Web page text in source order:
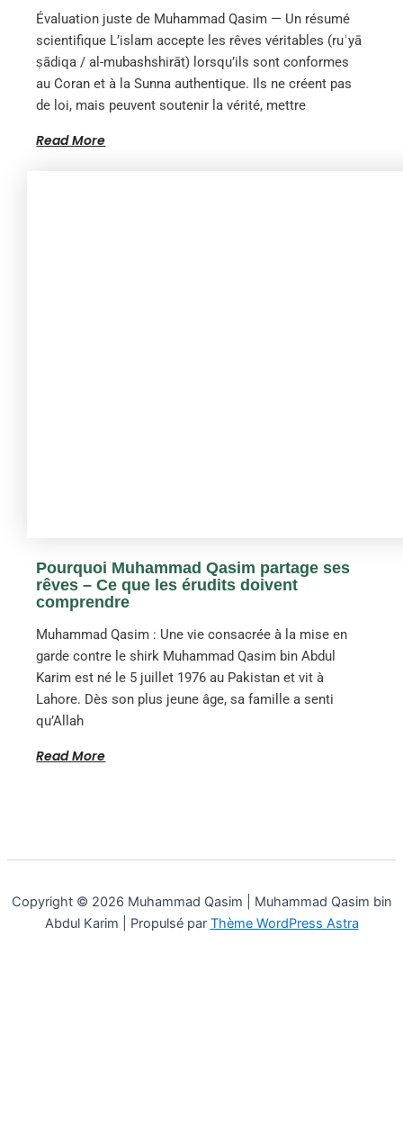
Évaluation juste de Muhammad Qasim — Un résumé
scientifique L’islam accepte les rêves véritables (ruʾyā
ṣādiqa / al-mubashshirāt) lorsqu’ils sont conformes
au Coran et à la Sunna authentique. Ils ne créent pas
de loi, mais peuvent soutenir la vérité, mettre
Read More
Pourquoi Muhammad Qasim partage ses
rêves – Ce que les érudits doivent
comprendre
Muhammad Qasim : Une vie consacrée à la mise en
garde contre le shirk Muhammad Qasim bin Abdul
Karim est né le 5 juillet 1976 au Pakistan et vit à
Lahore. Dès son plus jeune âge, sa famille a senti
qu’Allah
Read More
Copyright © 2026 Muhammad Qasim | Muhammad Qasim bin
Abdul Karim | Propulsé par Thème WordPress Astra